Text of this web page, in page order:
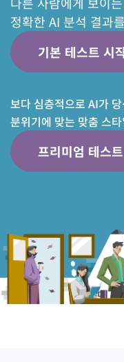
정확한 AI 분석 결과
기본 테스트 시
보다 심층적으로 AI가
분위기에 맞는 맞춤 스
프리미엄 테스